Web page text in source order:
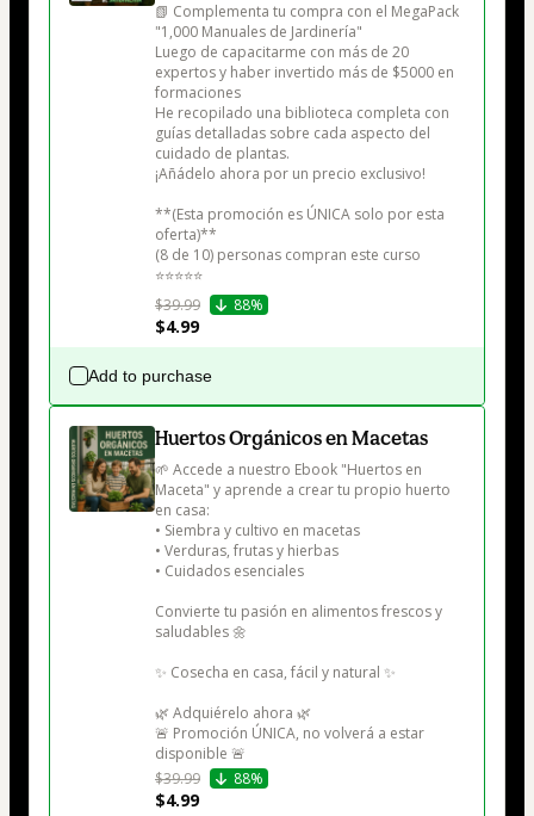
📗 Complementa tu compra con el MegaPack
"1,000 Manuales de Jardinería"
Luego de capacitarme con más de 20
expertos y haber invertido más de $5000 en
formaciones
He recopilado una biblioteca completa con
guías detalladas sobre cada aspecto del
cuidado de plantas.
¡Añádelo ahora por un precio exclusivo!
**(Esta promoción es ÚNICA solo por esta
oferta)**
(8 de 10) personas compran este curso
⭐⭐⭐⭐⭐
$39.99
88%
$4.99
Add to purchase
Huertos Orgánicos en Macetas
🌱 Accede a nuestro Ebook "Huertos en
Maceta" y aprende a crear tu propio huerto
en casa:
• Siembra y cultivo en macetas
• Verduras, frutas y hierbas
• Cuidados esenciales
Convierte tu pasión en alimentos frescos y
saludables 🌼
✨ Cosecha en casa, fácil y natural ✨
🌿 Adquiérelo ahora 🌿
🚨 Promoción ÚNICA, no volverá a estar
disponible 🚨
$39.99
88%
$4.99